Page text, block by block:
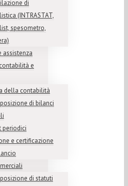
di
(INTRASTAT,
spesometro,
assistenza
e
della contabilità
di bilanci
periodici
e certificazione
di statuti